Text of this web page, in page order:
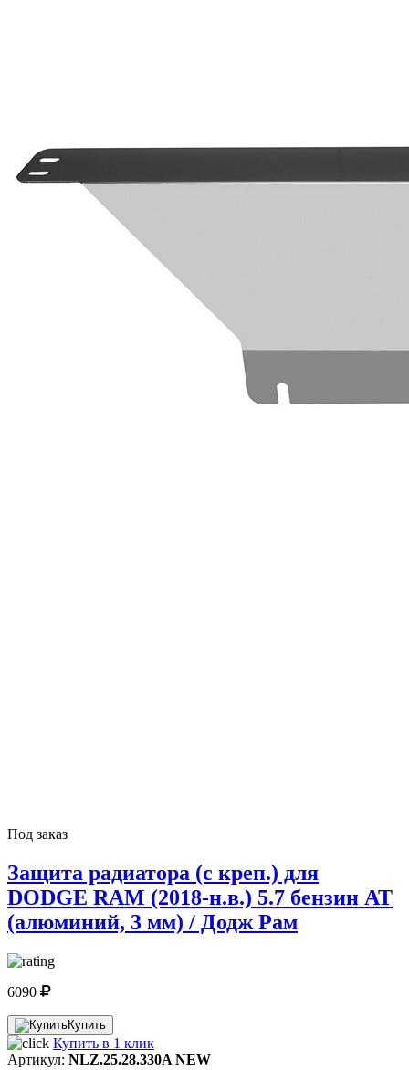
Под заказ
Защита радиатора (с креп.) для
DODGE RAM (2018-н.в.) 5.7 бензин AT
(алюминий, 3 мм) / Додж Рам
6090
Купить
Купить в 1 клик
Артикул: NLZ.25.28.330A NEW